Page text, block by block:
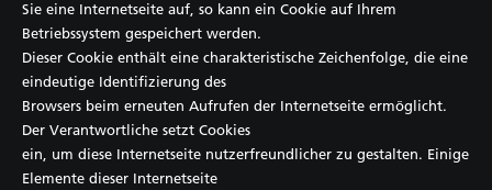
Sie eine Internetseite auf, so kann ein Cookie auf Ihrem
Betriebssystem gespeichert werden.
Dieser Cookie enthält eine charakteristische Zeichenfolge, die eine
eindeutige Identifizierung des
Browsers beim erneuten Aufrufen der Internetseite ermöglicht.
Der Verantwortliche setzt Cookies
ein, um diese Internetseite nutzerfreundlicher zu gestalten. Einige
Elemente dieser Internetseite